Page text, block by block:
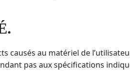
causés au matériel de
pas aux spécifications